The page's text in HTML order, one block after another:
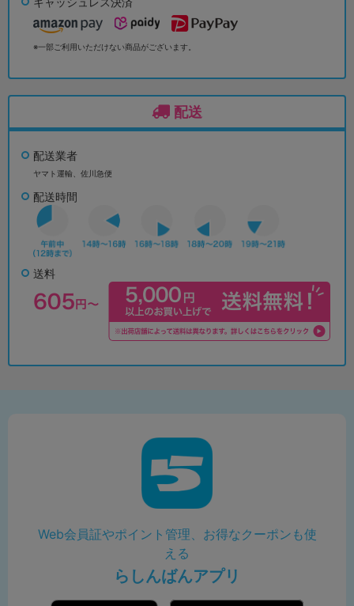
※一部ご利用いただけない商品がございます。
配送
配送業者
ヤマト運輸、佐川急便
配送時間
送料
Web会員証やポイント管理、お得なクーポンも使
える
らしんばんアプリ